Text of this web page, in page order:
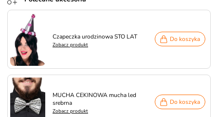
Czapeczka urodzinowa STO LAT
Zobacz produkt
Do koszyka
MUCHA CEKINOWA mucha led
srebrna
Zobacz produkt
Do koszyka